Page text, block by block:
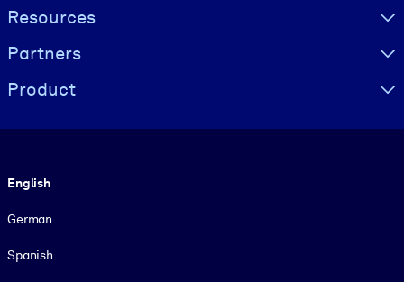
Resources
Partners
Product
English
German
Spanish